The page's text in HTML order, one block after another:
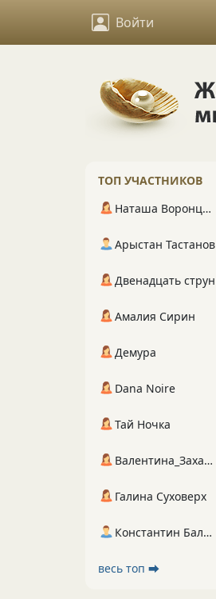
Войти
ТОП УЧАСТНИКОВ
Наташа Воронцова
Арыстан Тастанов
Двенадцать струн
Амалия Сирин
Демура
Dana Noire
Тай Ночка
Валентина_Захарова
Галина Суховерх
Константин Балухта
весь топ ⮕